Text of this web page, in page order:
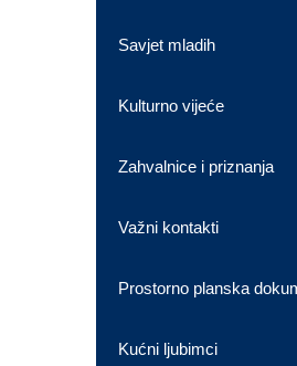
Savjet mladih
Kulturno vijeće
Zahvalnice i priznanja
Važni kontakti
Prostorno planska
Kućni ljubimci